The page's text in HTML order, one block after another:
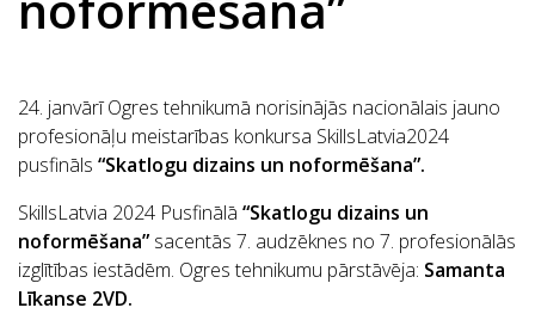
24. janvārī Ogres tehnikumā norisinājās nacionālais jauno
profesionāļu meistarības konkursa SkillsLatvia2024
pusfināls “Skatlogu dizains un noformēšana”.
SkillsLatvia 2024 Pusfinālā “Skatlogu dizains un
noformēšana” sacentās 7. audzēknes no 7. profesionālās
izglītības iestādēm. Ogres tehnikumu pārstāvēja: Samanta
Līkanse 2VD.